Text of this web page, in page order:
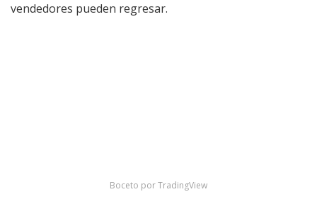
vendedores pueden regresar.
Boceto por TradingView